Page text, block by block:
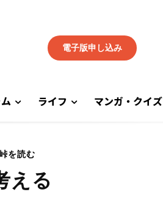
電子版申し込み
ライフ マンガ・クイズ
を読む
える